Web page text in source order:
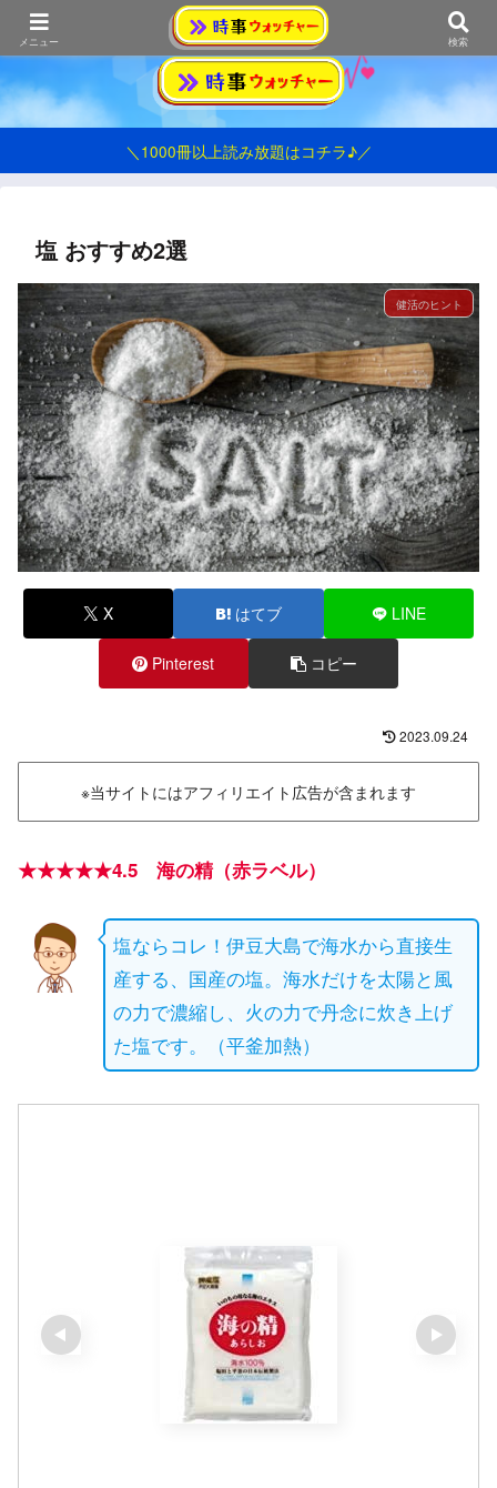
おうみ発シンプル情報ブログ
＼1000冊以上読み放題はコチラ♪／
塩 おすすめ2選
健活のヒント
X はてブ LINE
Pinterest コピー
2023.09.24
※当サイトにはアフィリエイト広告が含まれます
★★★★★4.5 海の精（赤ラベル）
塩ならコレ！伊豆大島で海水から直接生
産する、国産の塩。海水だけを太陽と風
の力で濃縮し、火の力で丹念に炊き上げ
た塩です。（平釜加熱）
メニュー 検索